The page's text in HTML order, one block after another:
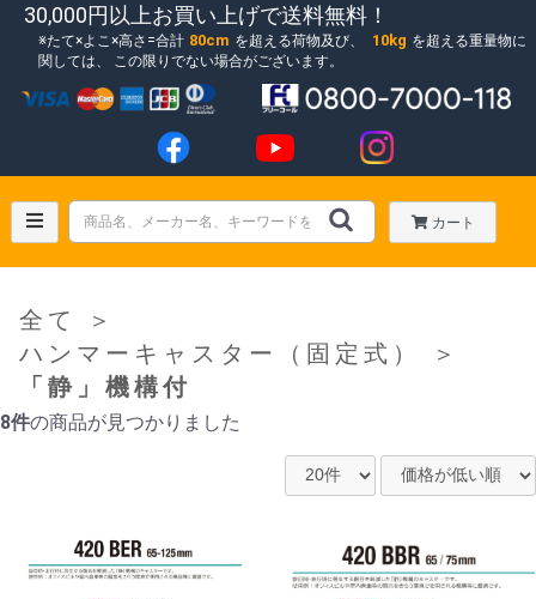
30,000円以上お買い上げで送料無料！
たて×よこ×高さ=合計 80cm を超える荷物及び、 10kg を超える重量物に
関しては、
この限りでない場合がございます。
カート
全て
＞
ハンマーキャスター（固定式）
＞
「静」機構付
8件の商品が見つかりました